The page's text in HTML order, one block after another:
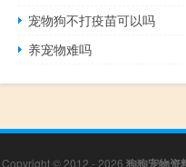
宠物狗不打疫苗可以吗
养宠物难吗
Copyright © 2012 - 2026 狗狗宠物资